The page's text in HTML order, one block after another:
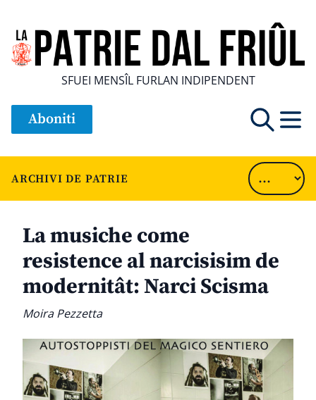
SFUEI MENSÎL FURLAN INDIPENDENT
Aboniti
ARCHIVI DE PATRIE
La musiche come
resistence al narcisisim de
modernitât: Narci Scisma
Moira Pezzetta